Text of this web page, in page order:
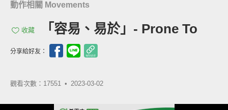
動作相關 Movements
收藏 「容易、易於」- Prone To
分享給好友：
觀看次數：17551 • 2023-03-02